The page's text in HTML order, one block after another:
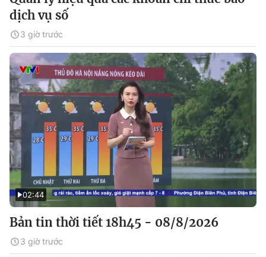
dịch vụ số
3 giờ trước
02:44
Bản tin thời tiết 18h45 - 08/8/2026
3 giờ trước